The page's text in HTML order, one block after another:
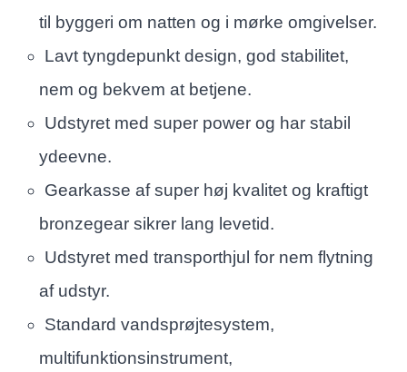
til byggeri om natten og i mørke omgivelser.
Lavt tyngdepunkt design, god stabilitet,
nem og bekvem at betjene.
Udstyret med super power og har stabil
ydeevne.
Gearkasse af super høj kvalitet og kraftigt
bronzegear sikrer lang levetid.
Udstyret med transporthjul for nem flytning
af udstyr.
Standard vandsprøjtesystem,
multifunktionsinstrument,